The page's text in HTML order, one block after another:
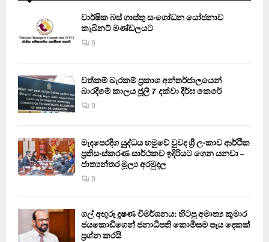
වාර්ෂික බස් ගාස්තු සංශෝධන යෝජනාව
කැබිනට් මණ්ඩලයට
0
වත්කම් බැරකම් ප්‍රකාශ අන්තර්ජාලයෙන්
බාරදීමේ කාලය ජූලි 7 දක්වා දීර්ඝ කෙරේ
0
මැදපෙරදිග යුද්ධය හමුවේ වුවද ශ්‍රී ලංකාව ආර්ථික
ප්‍රතිසංස්කරණ සාර්ථකව ඉදිරියට ගෙන යනවා –
ජාත්‍යන්තර මූල්‍ය අරමුදල
0
ගල් අඟුරු දූෂණ විමර්ශනය: හිටපු අමාත්‍ය කුමාර
ජයකොඩිගෙන් ජනාධිපති කොමිසම පැය දෙකක්
ප්‍රශ්න කරයි